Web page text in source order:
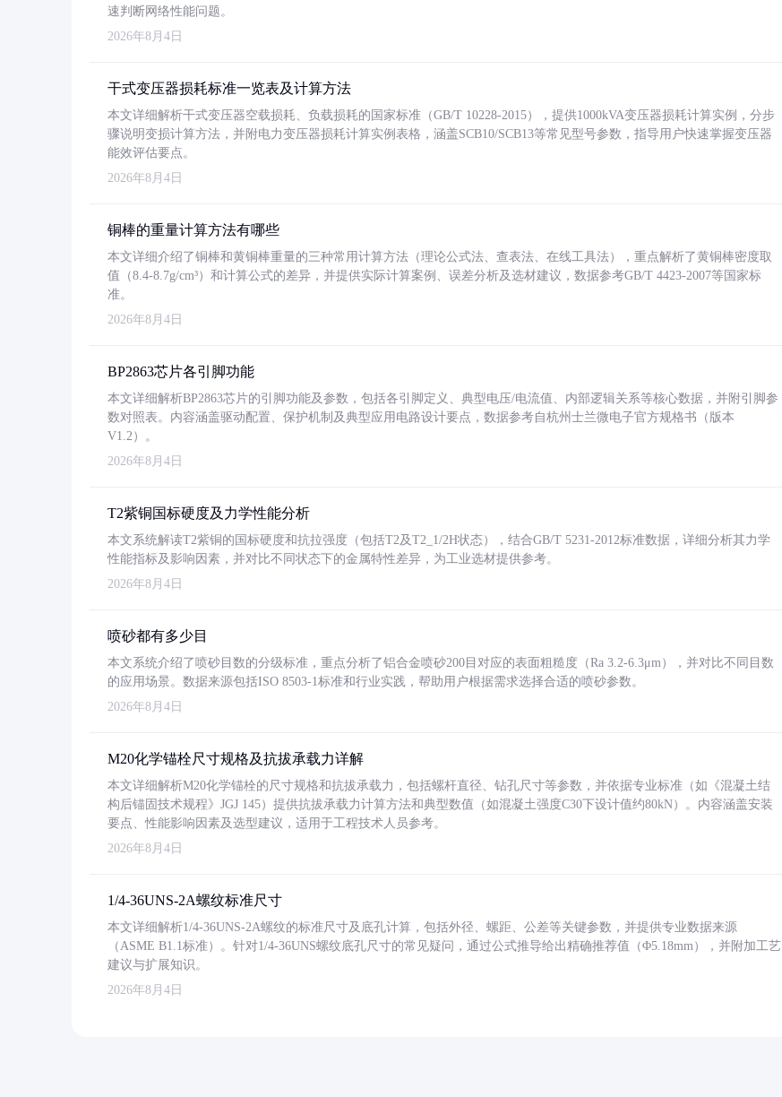
速判断网络性能问题。
2026年8月4日
干式变压器损耗标准一览表及计算方法
本文详细解析干式变压器空载损耗、负载损耗的国家标准（GB/T 10228-2015），提供1000kVA变压器损耗计算实例，分步
骤说明变损计算方法，并附电力变压器损耗计算实例表格，涵盖SCB10/SCB13等常见型号参数，指导用户快速掌握变压器
能效评估要点。
2026年8月4日
铜棒的重量计算方法有哪些
本文详细介绍了铜棒和黄铜棒重量的三种常用计算方法（理论公式法、查表法、在线工具法），重点解析了黄铜棒密度取
值（8.4-8.7g/cm³）和计算公式的差异，并提供实际计算案例、误差分析及选材建议，数据参考GB/T 4423-2007等国家标
准。
2026年8月4日
BP2863芯片各引脚功能
本文详细解析BP2863芯片的引脚功能及参数，包括各引脚定义、典型电压/电流值、内部逻辑关系等核心数据，并附引脚参
数对照表。内容涵盖驱动配置、保护机制及典型应用电路设计要点，数据参考自杭州士兰微电子官方规格书（版本
V1.2）。
2026年8月4日
T2紫铜国标硬度及力学性能分析
本文系统解读T2紫铜的国标硬度和抗拉强度（包括T2及T2_1/2H状态），结合GB/T 5231-2012标准数据，详细分析其力学
性能指标及影响因素，并对比不同状态下的金属特性差异，为工业选材提供参考。
2026年8月4日
喷砂都有多少目
本文系统介绍了喷砂目数的分级标准，重点分析了铝合金喷砂200目对应的表面粗糙度（Ra 3.2-6.3μm），并对比不同目数
的应用场景。数据来源包括ISO 8503-1标准和行业实践，帮助用户根据需求选择合适的喷砂参数。
2026年8月4日
M20化学锚栓尺寸规格及抗拔承载力详解
本文详细解析M20化学锚栓的尺寸规格和抗拔承载力，包括螺杆直径、钻孔尺寸等参数，并依据专业标准（如《混凝土结
构后锚固技术规程》JGJ 145）提供抗拔承载力计算方法和典型数值（如混凝土强度C30下设计值约80kN）。内容涵盖安装
要点、性能影响因素及选型建议，适用于工程技术人员参考。
2026年8月4日
1/4-36UNS-2A螺纹标准尺寸
本文详细解析1/4-36UNS-2A螺纹的标准尺寸及底孔计算，包括外径、螺距、公差等关键参数，并提供专业数据来源
（ASME B1.1标准）。针对1/4-36UNS螺纹底孔尺寸的常见疑问，通过公式推导给出精确推荐值（Φ5.18mm），并附加工艺
建议与扩展知识。
2026年8月4日